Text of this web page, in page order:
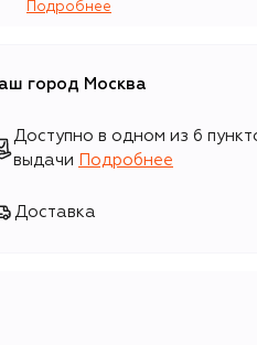
Подробнее
город Москва
Доступно в одном из 6
выдачи
Подробнее
Доставка